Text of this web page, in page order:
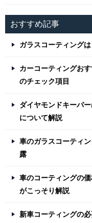
おすすめ記事
ガラスコーティング
カーコーティングお
のチェック項目
ダイヤモンドキーパ
について解説
車のガラスコーティ
露
車のコーティングの
がこっそり解説
新車コーティングの